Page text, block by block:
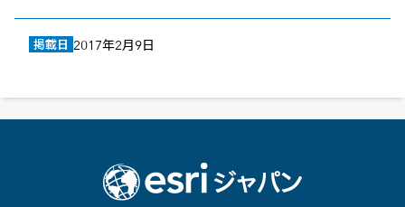
掲載日 2017年2月9日